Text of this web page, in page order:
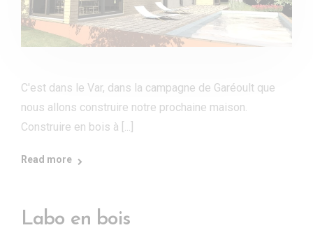
C'est dans le Var, dans la campagne de Garéoult que
nous allons construire notre prochaine maison.
Construire en bois à [...]
Read more
Labo en bois